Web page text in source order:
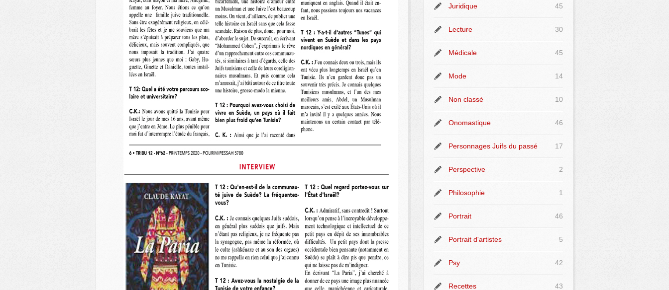
Juridique 45
Lecture 30
Médicale 45
Mode 14
Non classé 10
Onomastique 46
Personnages Juifs du passé 17
Perspective 2
Philosophie 1
Portrait 46
Portrait d'artistes 5
Psy 42
Recettes 43